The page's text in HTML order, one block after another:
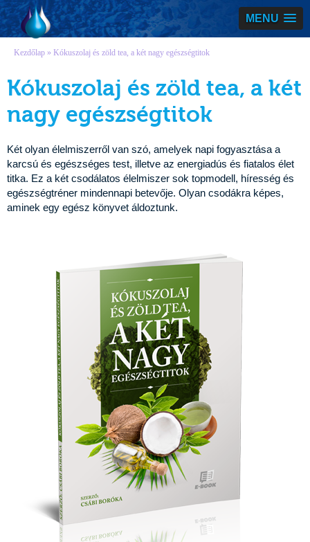
MENU
Vízmegoldás
Kezdőlap » Kókuszolaj és zöld tea, a két nagy egészségtitok
Kókuszolaj és zöld tea, a két
nagy egészségtitok
Két olyan élelmiszerről van szó, amelyek napi fogyasztása a
karcsú és egészséges test, illetve az energiadús és fiatalos élet
titka. Ez a két csodálatos élelmiszer sok topmodell, híresség és
egészségtréner mindennapi betevője. Olyan csodákra képes,
aminek egy egész könyvet áldoztunk.